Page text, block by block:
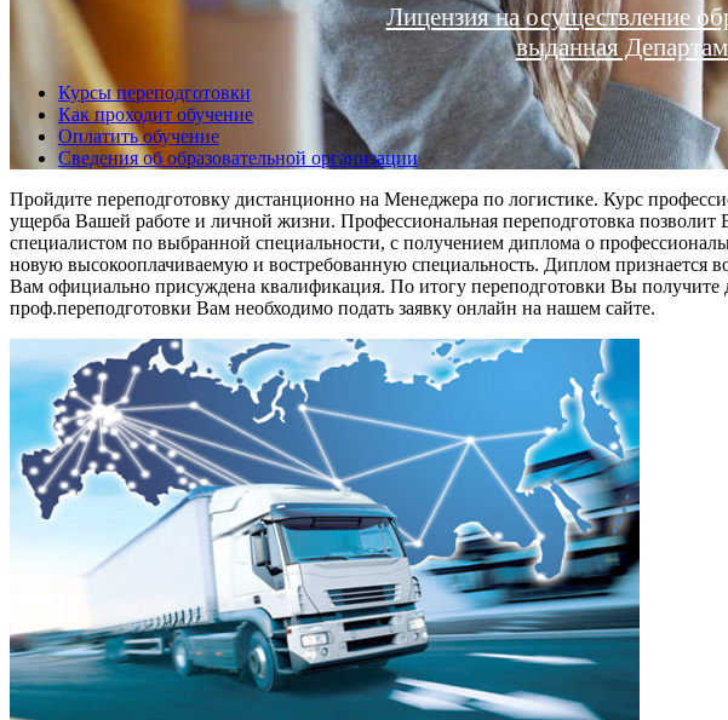
Лицензия на осуществление
выданная
Курсы переподготовки
Как проходит обучение
Оплатить обучение
Сведения об образовательной организации
Пройдите переподготовку дистанционно на Менеджера по логистике. Курс
ущерба Вашей работе и личной жизни. Профессиональная переподготовка
специалистом по выбранной специальности, с получением диплома о
новую высокооплачиваемую и востребованную специальность. Диплом признается
Вам официально присуждена квалификация. По итогу переподготовки Вы
проф.переподготовки Вам необходимо подать заявку онлайн на нашем сайте.